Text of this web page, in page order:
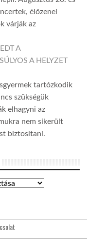
élőzenei
várják az
A
A HELYZET
tartózkodik
szükségük
elhagyni az
nem sikerült
biztosítani.